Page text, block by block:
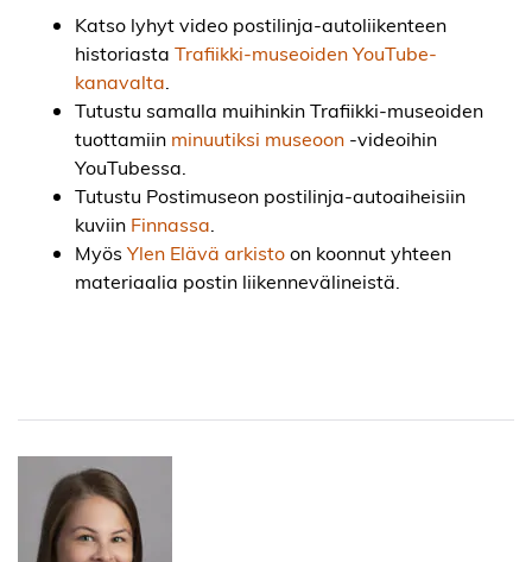
Katso lyhyt video postilinja-autoliikenteen
historiasta Trafiikki-museoiden YouTube-
kanavalta.
Tutustu samalla muihinkin Trafiikki-museoiden
tuottamiin minuutiksi museoon -videoihin
YouTubessa.
Tutustu Postimuseon postilinja-autoaiheisiin
kuviin Finnassa.
Myös Ylen Elävä arkistoon koonnut yhteen
materiaalia postin liikennevälineistä.